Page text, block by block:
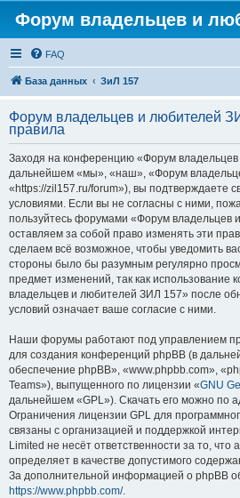
Форум владельцев и
FAQ
База данных ЗиЛ 157
Форум владельцев и любителей
правила
Заходя на конференцию «Форум
дальнейшем «мы», «наш», «Форум
«https://zil157.ru/forum»), вы подтверждаете
условиями. Если вы не согласны с ними,
пользуйтесь форумами «Форум
оставляем за собой право изменять эти
сделаем всё возможное, чтобы уведомить
стороны было бы разумным регулярно
предмет изменений, так как использование
владельцев и любителей ЗИЛ 157» после
условий означает ваше согласие с ними.
Наши форумы работают под управлением
для создания конференций phpBB (в
обеспечение phpBB», «www.phpbb.com»,
Teams»), выпущенного по лицензии «GNU
дальнейшем «GPL»). Скачать его можно по
Ограничения лицензии GPL для
связаны с организацией и поддержкой
Limited не несёт ответственности за то,
определяет в качестве допустимого
За дополнительной информацией о phpBB
https://www.phpbb.com/.